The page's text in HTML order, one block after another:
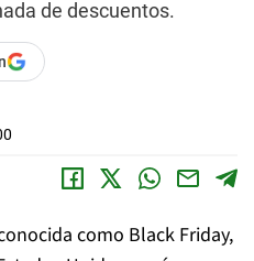
de descuentos.
como Black Friday,